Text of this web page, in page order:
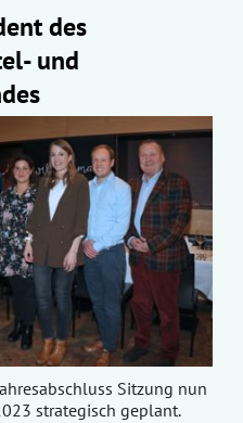
des
und
Sitzung nun
strategisch geplant.